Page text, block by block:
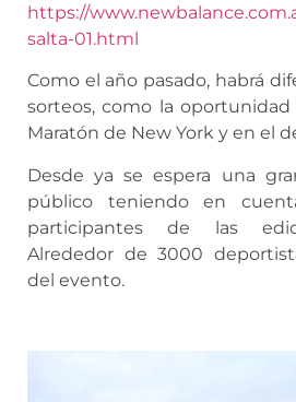
https://
salta-01.html
Como el año pasado, habrá
sorteos, como la
Maratón de New York y en el
Desde ya se espera una
público teniendo en
participantes de las
Alrededor de 3000
del evento.